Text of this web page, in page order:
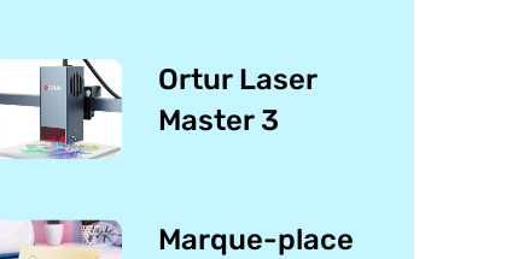
Ortur Laser
Master 3
Marque-place